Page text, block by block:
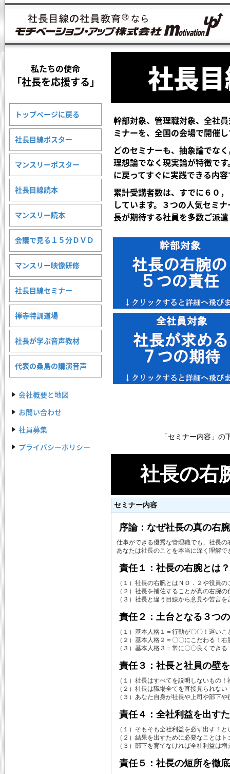
私たちの使命
「社長を応援する」
トップページに戻る
社長目線ポスター
マンスリーポスター
社長目線読本
マンスリー読本
会議で見る１５分ＤＶＤ
マンスリー映像研修
社長目線セミナー
禅寺特訓道場
社長が学ぶ音声教材
代表の桑島の講演音声
会社概要と地図
お問い合わせ
社員募集
プライバシーポリシー
社長
幹部対象、管理職対象、全社
ミナーを、全国の会場で開催
どのセミナーも、抽象論でな
理想論でなく現実論が特徴で
に戻ってすぐに実践できる内容
累計受講者数は、すでに６０
しています。３つの人気セミ
長が期待する社員を多数ご派
「セミナー内容」
社長の右
セミナー内容
序論：なぜ社長の真の右
仕事ができる優秀な管理職でも、社長
あなたは社長のことを本当に深く理解
責任１：社長の右腕とは
（１）社長の右腕とはＮＯ．２や役員
（２）社長を補佐することが真の右腕
（３）社長と違う目線から意見や苦言
責任２：土台となる３つ
（１）基本人格１＝行動が〇〇！遅い
（２）基本人格２＝〇〇にこだわる！
（３）基本人格３＝常に〇〇良くでき
責任３：社長と社員の壁
（１）社長はすべてを説明しないもの
（２）社長は職場全てを直接見られな
（３）あなた自身が社長や上司や部下
責任４：全社利益を出す
（１）そもそも全社利益を必ず出す！
（２）結果を出すために必要なことは
（３）部下を育てなければ全社利益は
責任５：社長の短所を徹